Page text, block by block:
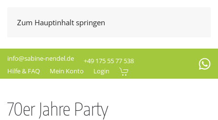
Zum Hauptinhalt springen
info@sabine-nendel.de
+49 175 55 77 538
Hilfe & FAQ
Mein Konto Login
70er Jahre Party